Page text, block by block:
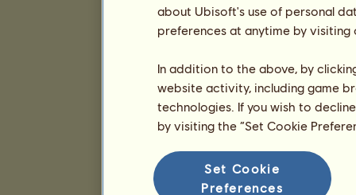
about Ubisoft's use of personal
preferences at anytime by
In addition to the above, by
website activity, including game
technologies. If you wish to
by visiting the “Set Cookie
Set Cookie
Preferences